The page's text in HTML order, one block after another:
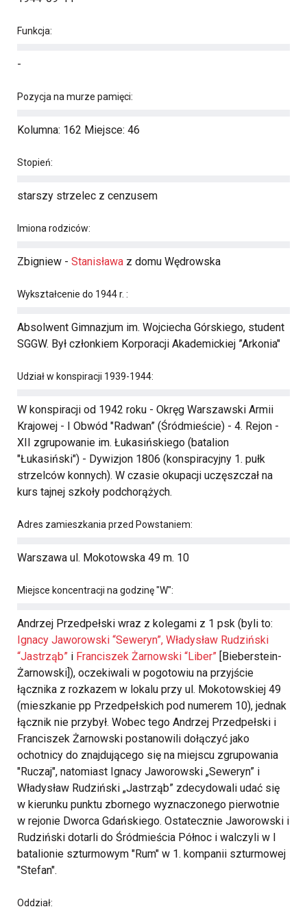
Funkcja:
-
Pozycja na murze pamięci:
Kolumna: 162 Miejsce: 46
Stopień:
starszy strzelec z cenzusem
Imiona rodziców:
Zbigniew - Stanisława z domu Wędrowska
Wykształcenie do 1944 r. :
Absolwent Gimnazjum im. Wojciecha Górskiego, student
SGGW. Był członkiem Korporacji Akademickiej ”Arkonia"
Udział w konspiracji 1939-1944:
W konspiracji od 1942 roku - Okręg Warszawski Armii
Krajowej - I Obwód "Radwan” (Śródmieście) - 4. Rejon -
XII zgrupowanie im. Łukasińskiego (batalion
"Łukasiński") - Dywizjon 1806 (konspiracyjny 1. pułk
strzelców konnych). W czasie okupacji uczęszczał na
kurs tajnej szkoły podchorążych.
Adres zamieszkania przed Powstaniem:
Warszawa ul. Mokotowska 49 m. 10
Miejsce koncentracji na godzinę "W":
Andrzej Przedpełski wraz z kolegami z 1 psk (byli to:
Ignacy Jaworowski “Seweryn”, Władysław Rudziński
“Jastrząb” i Franciszek Żarnowski “Liber” [Bieberstein-
Żarnowski]), oczekiwali w pogotowiu na przyjście
łącznika z rozkazem w lokalu przy ul. Mokotowskiej 49
(mieszkanie pp Przedpełskich pod numerem 10), jednak
łącznik nie przybył. Wobec tego Andrzej Przedpełski i
Franciszek Żarnowski postanowili dołączyć jako
ochotnicy do znajdującego się na miejscu zgrupowania
"Ruczaj", natomiast Ignacy Jaworowski „Seweryn” i
Władysław Rudziński „Jastrząb” zdecydowali udać się
w kierunku punktu zbornego wyznaczonego pierwotnie
w rejonie Dworca Gdańskiego. Ostatecznie Jaworowski i
Rudziński dotarli do Śródmieścia Północ i walczyli w I
batalionie szturmowym "Rum" w 1. kompanii szturmowej
"Stefan".
Oddział: